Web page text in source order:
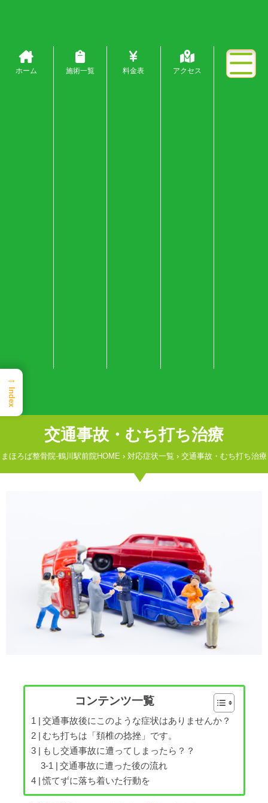
ホーム 施術一覧 料金表 アクセス
交通事故・むち打ち治療
まほろば整骨院-鶴川駅前院HOME › 対応症状一覧 › 交通事故・むち打ち治療
コンテンツ一覧
交通事故後にこのような症状はありませんか？
むち打ちは「頚椎の捻挫」です。
もし交通事故に遭ってしまったら？？
交通事故に遭った後の流れ
慌てずに落ち着いた行動を
→
Index